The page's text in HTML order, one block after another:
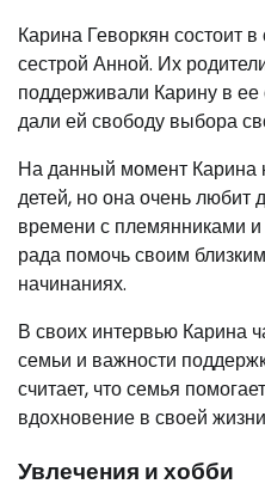
Карина Геворкян состоит
сестрой Анной. Их
поддерживали Карину в ее
дали ей свободу выбора
На данный момент Карина
детей, но она очень любит
времени с племянниками
рада помочь своим
начинаниях.
В своих интервью Карина
семьи и важности
считает, что семья
вдохновение в своей
Увлечения и хобби